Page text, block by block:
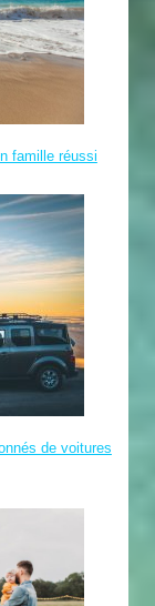
famille réussi
de voitures